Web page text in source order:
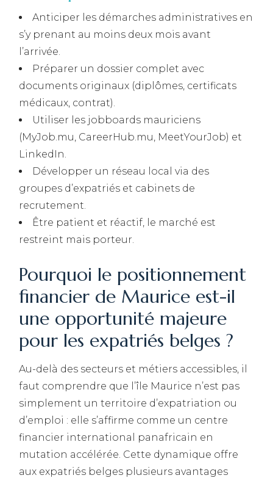
Anticiper les démarches administratives en
s’y prenant au moins deux mois avant
l’arrivée.
Préparer un dossier complet avec
documents originaux (diplômes, certificats
médicaux, contrat).
Utiliser les jobboards mauriciens
(MyJob.mu, CareerHub.mu, MeetYourJob) et
LinkedIn.
Développer un réseau local via des
groupes d’expatriés et cabinets de
recrutement.
Être patient et réactif, le marché est
restreint mais porteur.
Pourquoi le positionnement
financier de Maurice est-il
une opportunité majeure
pour les expatriés belges ?
Au-delà des secteurs et métiers accessibles, il
faut comprendre que l’île Maurice n’est pas
simplement un territoire d’expatriation ou
d’emploi : elle s’affirme comme un centre
financier international panafricain en
mutation accélérée. Cette dynamique offre
aux expatriés belges plusieurs avantages